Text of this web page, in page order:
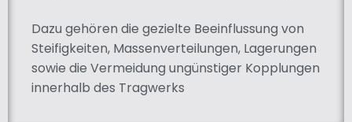
Dazu gehören die gezielte Beeinflussung von
Steifigkeiten, Massenverteilungen, Lagerungen
sowie die Vermeidung ungünstiger Kopplungen
innerhalb des Tragwerks